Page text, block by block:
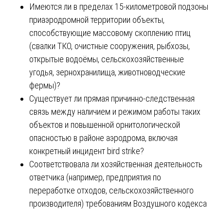
Имеются ли в пределах 15-километровой подзоны
приаэродромной территории объекты,
способствующие массовому скоплению птиц
(свалки ТКО, очистные сооружения, рыбхозы,
открытые водоёмы, сельскохозяйственные
угодья, зернохранилища, животноводческие
фермы)?
Существует ли прямая причинно-следственная
связь между наличием и режимом работы таких
объектов и повышенной орнитологической
опасностью в районе аэродрома, включая
конкретный инцидент bird strike?
Соответствовала ли хозяйственная деятельность
ответчика (например, предприятия по
переработке отходов, сельскохозяйственного
производителя) требованиям Воздушного кодекса